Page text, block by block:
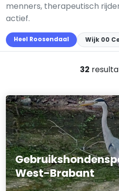
menners, therapeutisch
actief.
Heel Roosendaal Wijk 00
32
West-Brabant